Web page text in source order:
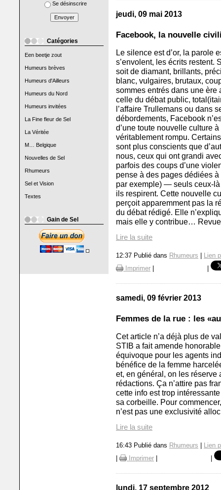
Se désinscrire
Catégories
Een beetje zout
Humeurs brèves
Humeurs d'Ailleurs
Humeurs du Nord
Humeurs invitées
La Fine fleur de Sel
La Véritée
M… Belgique
Nouvelles de Sel
Rhumeurs
Sel et Vision
Textes
Gain de Sel
jeudi, 09 mai 2013
Facebook, la nouvelle
Le silence est d’or, la parole
s’envolent, les écrits restent.
soit de diamant, brillants,
blanc, vulgaires, brutaux,
sommes entrés dans une
celle du débat public,
l’affaire Trullemans ou dans
débordements, Facebook
d’une toute nouvelle culture
véritablement rompu.
sont plus conscients que
nous, ceux qui ont grandi
parfois des coups d’une
pense à des pages dédiées
par exemple) — seuls ceux-
ils respirent. Cette nouvelle
perçoit apparemment pas la
du débat rédigé. Elle
mais elle y contribue…
Lire la suite
12:37 Publié dans Rhumeurs
Lien
Imprimer
samedi, 09 février 2013
Femmes de la rue : les
Cet article n’a déjà plus de
STIB a fait amende
équivoque pour les agents
bénéfice de la femme
et, en général, on les
rédactions. Ça n’attire pas
cette info est trop
sa corbeille. Pour
n’est pas une exclusivité
Lire la suite
16:43 Publié dans Rhumeurs
Lien
Imprimer
lundi, 17 septembre 2012